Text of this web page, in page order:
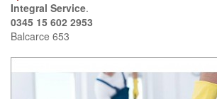
Integral Service.
0345 15 602 2953
Balcarce 653